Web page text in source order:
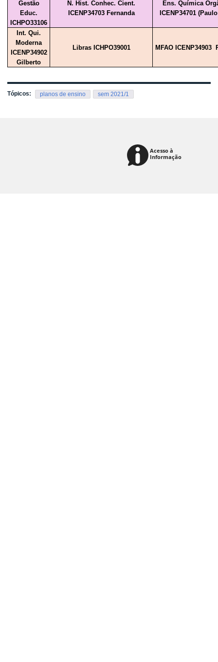
Gestão
Educ.
ICHPO33106
N. Hist. Conhec. Cient.
ICENP34703 Fernanda
Ens. Química
ICENP34701
Int. Qui.
Moderna
ICENP34902
Gilberto
Libras ICHPO39001 MFAO ICENP34903
Tópicos: planos de ensino sem 2021/1